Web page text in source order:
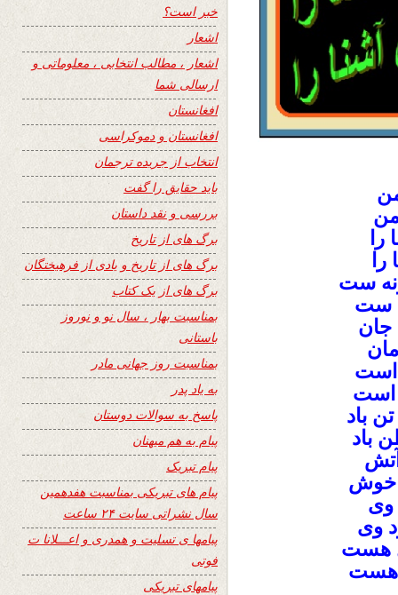
ست
ست
جان
است
باد
باد
خوش
وی
وی
هست
هست
خبر است؟
اشعار
اشعار ، مطالب انتخابی ، معلوماتی و
ارسالی شما
افغانستان
افغانستان و دموکراسی
انتخاب از جریده ترجمان
باید حقایق را گفت
بررسی و نقد داستان
برگ های از تاریخ
برگ های از تاریخ و یادی از فرهیختگان
برگ های از یک کتاب
بمناسبت بهار ، سال نو و نوروز
باستانی
بمناسبت روز جهانی مادر
به یاد پدر
پاسخ به سوالات دوستان
پیام به هم میهنان
پیام تبریک
پیام های تبریکی بمناسبت هفدهمین
سال نشراتی سایت ۲۴ ساعت
پیامها ی تسلیت و همدری و اعـــلانا ت
فوتی
پیامهای تبریکی